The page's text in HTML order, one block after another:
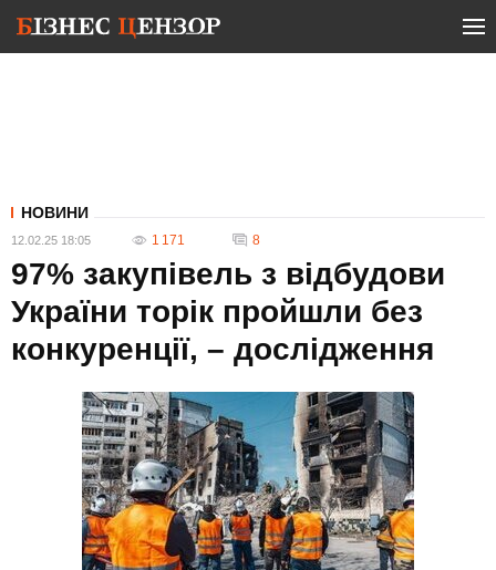
НОВИНИ
12.02.25 18:05 1 171 8
97% закупівель з відбудови
України торік пройшли без
конкуренції, – дослідження